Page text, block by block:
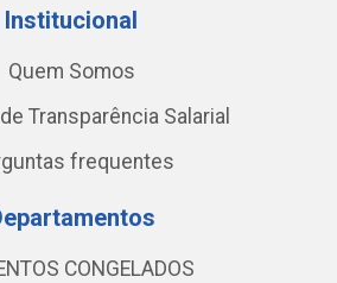
Institucional
Quem Somos
Transparência Salarial
frequentes
CONGELADOS